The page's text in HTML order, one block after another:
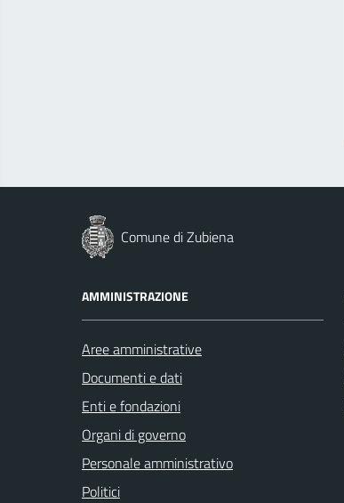
Comune di Zubiena
AMMINISTRAZIONE
Aree amministrative
Documenti e dati
Enti e fondazioni
Organi di governo
Personale amministrativo
Politici